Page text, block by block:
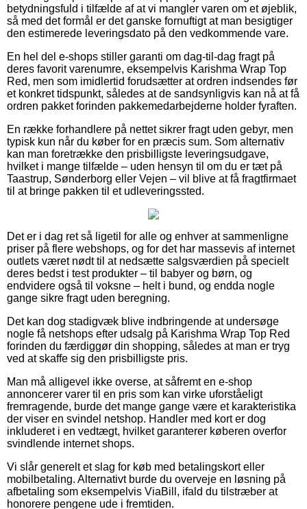
betydningsfuld i tilfælde af at vi mangler varen om et øjeblik,
så med det formål er det ganske fornuftigt at man besigtiger
den estimerede leveringsdato på den vedkommende vare.
En hel del e-shops stiller garanti om dag-til-dag fragt på
deres favorit varenumre, eksempelvis Karishma Wrap Top
Red, men som imidlertid forudsætter at ordren indsendes før
et konkret tidspunkt, således at de sandsynligvis kan nå at få
ordren pakket forinden pakkemedarbejderne holder fyraften.
En række forhandlere på nettet sikrer fragt uden gebyr, men
typisk kun når du køber for en præcis sum. Som alternativ
kan man foretrække den prisbilligste leveringsudgave,
hvilket i mange tilfælde – uden hensyn til om du er tæt på
Taastrup, Sønderborg eller Vejen – vil blive at få fragtfirmaet
til at bringe pakken til et udleveringssted.
Det er i dag ret så ligetil for alle og enhver at sammenligne
priser på flere webshops, og for det har massevis af internet
outlets været nødt til at nedsætte salgsværdien på specielt
deres bedst i test produkter – til babyer og børn, og
endvidere også til voksne – helt i bund, og endda nogle
gange sikre fragt uden beregning.
Det kan dog stadigvæk blive indbringende at undersøge
nogle få netshops efter udsalg på Karishma Wrap Top Red
forinden du færdiggør din shopping, således at man er tryg
ved at skaffe sig den prisbilligste pris.
Man må alligevel ikke overse, at såfremt en e-shop
annoncerer varer til en pris som kan virke uforståeligt
fremragende, burde det mange gange være et karakteristika
der viser en svindel netshop. Handler med kort er dog
inkluderet i en vedtægt, hvilket garanterer køberen overfor
svindlende internet shops.
Vi slår generelt et slag for køb med betalingskort eller
mobilbetaling. Alternativt burde du overveje en løsning på
afbetaling som eksempelvis ViaBill, ifald du tilstræber at
honorere pengene ude i fremtiden.